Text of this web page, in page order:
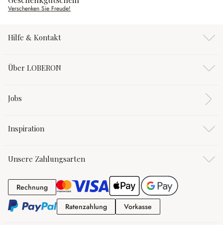
Verschenken Sie Freude!
Hilfe & Kontakt
Über LOBERON
Jobs
Inspiration
Unsere Zahlungsarten
RechnungRechnung
RatenzahlungRatenzahlung
Vorkasse